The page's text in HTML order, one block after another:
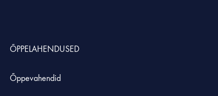
ÕPPELAHENDUSED
Õppevahendid